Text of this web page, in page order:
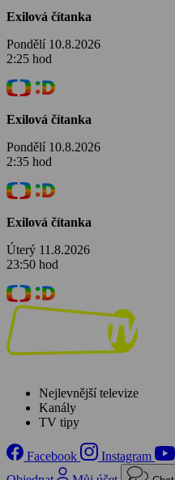
Exilová čítanka
Pondělí 10.8.2026
2:25 hod
Exilová čítanka
Pondělí 10.8.2026
2:35 hod
Exilová čítanka
Úterý 11.8.2026
23:50 hod
Nejlevnější televize
Kanály
TV tipy
Facebook Instagram